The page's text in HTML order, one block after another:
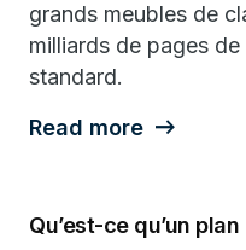
grands meubles de
milliards de pages
standard.
Read more
Qu’est-ce qu’un